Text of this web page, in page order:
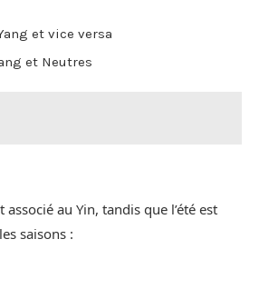
et vice versa
et Neutres
au Yin, tandis que l’été est
saisons :